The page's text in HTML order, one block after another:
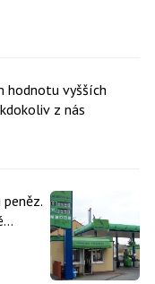
hodnotu vyšších
z nás